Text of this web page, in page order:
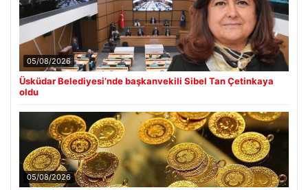
05/08/2026
Üsküdar Belediyesi’nde başkanvekili Sibel Tan Çetinkaya
oldu
05/08/2026